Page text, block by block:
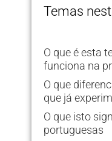
Temas
O que é esta
funciona na
O que
que já
O que isto
portuguesas